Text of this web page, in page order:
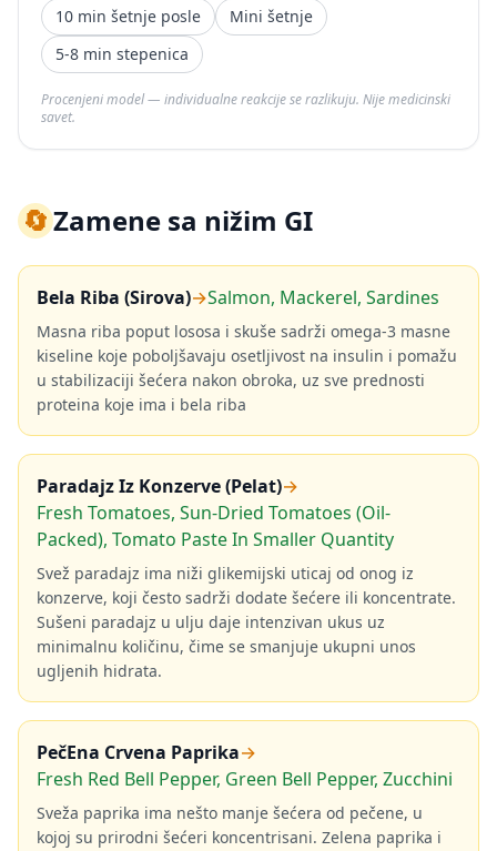
10 min šetnje posle
Mini šetnje
5-8 min stepenica
Procenjeni model — individualne reakcije se razlikuju. Nije medicinski
savet.
🔄Zamene sa nižim GI
Bela Riba (Sirova)→Salmon, Mackerel, Sardines
Masna riba poput lososa i skuše sadrži omega-3 masne
kiseline koje poboljšavaju osetljivost na insulin i pomažu
u stabilizaciji šećera nakon obroka, uz sve prednosti
proteina koje ima i bela riba
Paradajz Iz Konzerve (Pelat)→
Fresh Tomatoes, Sun-Dried Tomatoes (Oil-
Packed), Tomato Paste In Smaller Quantity
Svež paradajz ima niži glikemijski uticaj od onog iz
konzerve, koji često sadrži dodate šećere ili koncentrate.
Sušeni paradajz u ulju daje intenzivan ukus uz
minimalnu količinu, čime se smanjuje ukupni unos
ugljenih hidrata.
PečEna Crvena Paprika→
Fresh Red Bell Pepper, Green Bell Pepper, Zucchini
Sveža paprika ima nešto manje šećera od pečene, u
kojoj su prirodni šećeri koncentrisani. Zelena paprika i